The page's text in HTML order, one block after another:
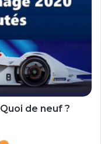
de neuf ?